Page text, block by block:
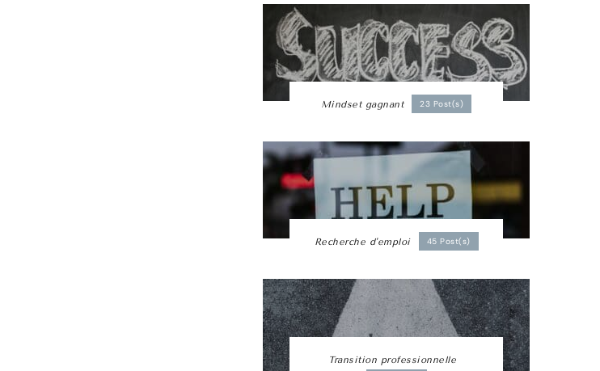
Mindset gagnant 23 Post(s)
Recherche d'emploi 45 Post(s)
Transition professionnelle